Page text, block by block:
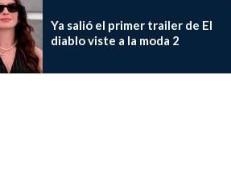
Ya salió el primer trailer de El
diablo viste a la moda 2